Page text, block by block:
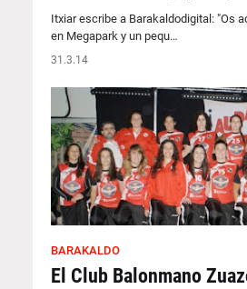
Itxiar escribe a Barakaldodigital: "Os
en Megapark y un pequ…
31.3.14
BARAKALDO
El Club Balonmano